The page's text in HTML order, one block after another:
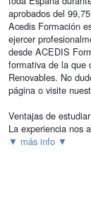
aprobados del
Acedis Formación
ejercer
desde ACEDIS
formativa de la que
Renovables. No
página o visite
Ventajas de
La experiencia nos
▼ más info ▼